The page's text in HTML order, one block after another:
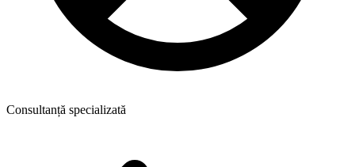
Consultanță specializată